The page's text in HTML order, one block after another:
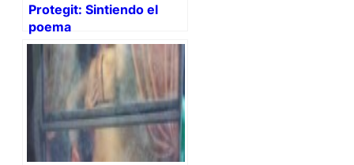
Protegit: Sintiendo el
poema